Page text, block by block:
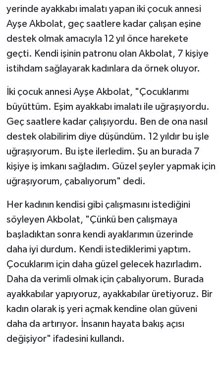
yerinde ayakkabı imalatı yapan iki çocuk annesi
Ayşe Akbolat, geç saatlere kadar çalışan eşine
destek olmak amacıyla 12 yıl önce harekete
geçti. Kendi işinin patronu olan Akbolat, 7 kişiye
istihdam sağlayarak kadınlara da örnek oluyor.
İki çocuk annesi Ayşe Akbolat, "Çocuklarımı
büyüttüm. Eşim ayakkabı imalatı ile uğraşıyordu.
Geç saatlere kadar çalışıyordu. Ben de ona nasıl
destek olabilirim diye düşündüm. 12 yıldır bu işle
uğraşıyorum. Bu işte ilerledim. Şu an burada 7
kişiye iş imkanı sağladım. Güzel şeyler yapmak için
uğraşıyorum, çabalıyorum" dedi.
Her kadının kendisi gibi çalışmasını istediğini
söyleyen Akbolat, "Çünkü ben çalışmaya
başladıktan sonra kendi ayaklarımın üzerinde
daha iyi durdum. Kendi istediklerimi yaptım.
Çocuklarım için daha güzel gelecek hazırladım.
Daha da verimli olmak için çabalıyorum. Burada
ayakkabılar yapıyoruz, ayakkabılar üretiyoruz. Bir
kadın olarak iş yeri açmak kendine olan güveni
daha da artırıyor. İnsanın hayata bakış açısı
değişiyor" ifadesini kullandı.
TREND
OTOMOTİV
YAŞAM
KÜLTÜR SANAT